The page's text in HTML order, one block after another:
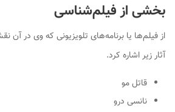
بخشی از فیلم‌شناسی
از فیلم‌ها یا برنامه‌های تلویزیونی که وی در
آثار زیر اشاره کرد.
قاتل مو
نانسی درو